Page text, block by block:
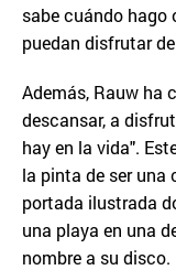
sabe cuándo hago
puedan disfrutar
Además, Rauw ha
descansar, a
hay en la vida".
la pinta de ser una
portada ilustrada
una playa en una
nombre a su disco.